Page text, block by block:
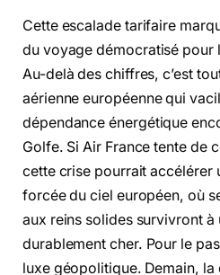
Cette escalade tarifaire
du voyage démocratisé pour
Au-delà des chiffres, c’est
aérienne européenne qui
dépendance énergétique
Golfe. Si Air France tente de
cette crise pourrait accélérer
forcée du ciel européen, où
aux reins solides survivront à
durablement cher. Pour le
luxe géopolitique. Demain, la